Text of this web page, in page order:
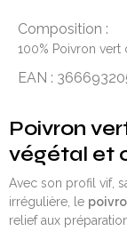
Composition :
100% Poivron vert
EAN :
Poivron
végétal et
Avec son profil vif,
irrégulière, le
relief aux